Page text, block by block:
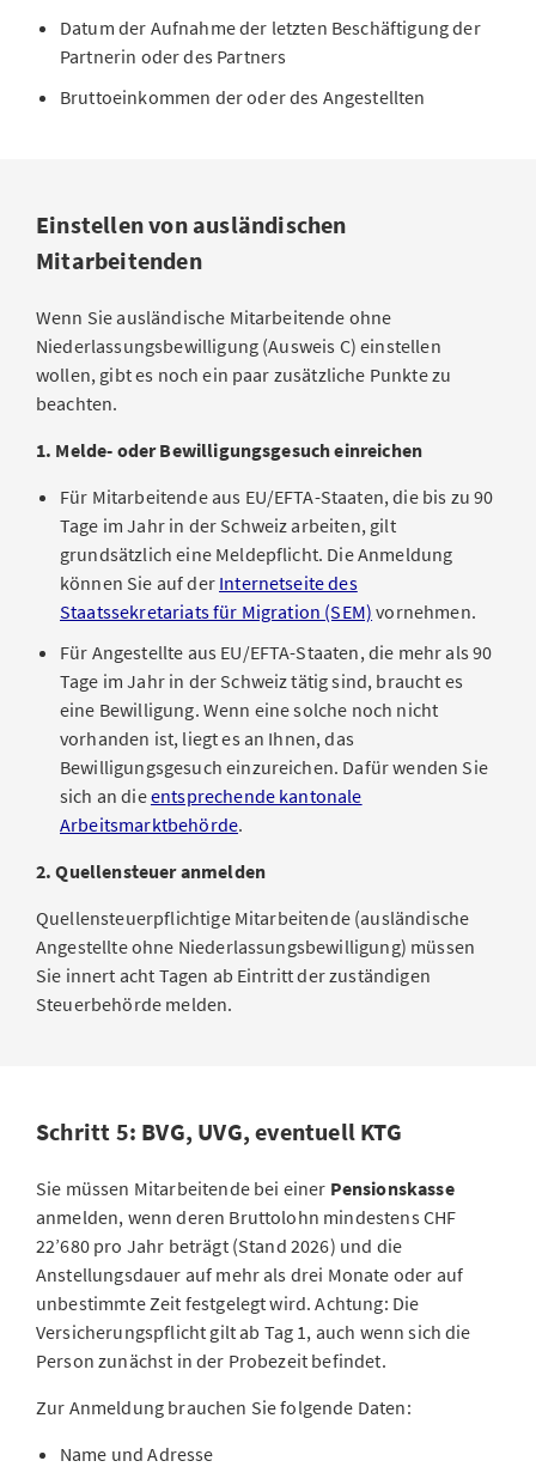
Datum der Aufnahme der letzten Beschäftigung der
Partnerin oder des Partners
Bruttoeinkommen der oder des Angestellten
Einstellen von ausländischen
Mitarbeitenden
Wenn Sie ausländische Mitarbeitende ohne
Niederlassungsbewilligung (Ausweis C) einstellen
wollen, gibt es noch ein paar zusätzliche Punkte zu
beachten.
1. Melde- oder Bewilligungsgesuch einreichen
Für Mitarbeitende aus EU/EFTA-Staaten, die bis zu 90
Tage im Jahr in der Schweiz arbeiten, gilt
grundsätzlich eine Meldepflicht. Die Anmeldung
können Sie auf der Internetseite des
Staatssekretariats für Migration (SEM) vornehmen.
Für Angestellte aus EU/EFTA-Staaten, die mehr als 90
Tage im Jahr in der Schweiz tätig sind, braucht es
eine Bewilligung. Wenn eine solche noch nicht
vorhanden ist, liegt es an Ihnen, das
Bewilligungsgesuch einzureichen. Dafür wenden Sie
sich an dieentsprechende kantonale
Arbeitsmarktbehörde.
2. Quellensteuer anmelden
Quellensteuerpflichtige Mitarbeitende (ausländische
Angestellte ohne Niederlassungsbewilligung) müssen
Sie innert acht Tagen ab Eintritt der zuständigen
Steuerbehörde melden.
Schritt 5: BVG, UVG, eventuell KTG
Sie müssen Mitarbeitende bei einer Pensionskasse
anmelden, wenn deren Bruttolohn mindestens CHF
22’680 pro Jahr beträgt (Stand 2026) und die
Anstellungsdauer auf mehr als drei Monate oder auf
unbestimmte Zeit festgelegt wird. Achtung: Die
Versicherungspflicht gilt ab Tag 1, auch wenn sich die
Person zunächst in der Probezeit befindet.
Zur Anmeldung brauchen Sie folgende Daten:
Name und Adresse